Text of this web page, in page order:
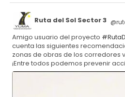
Ruta del Sol Sector 3
Amigo usuario del proyecto
cuenta las siguientes
zonas de obras de los corredores
¡Entre todos podemos prevenir